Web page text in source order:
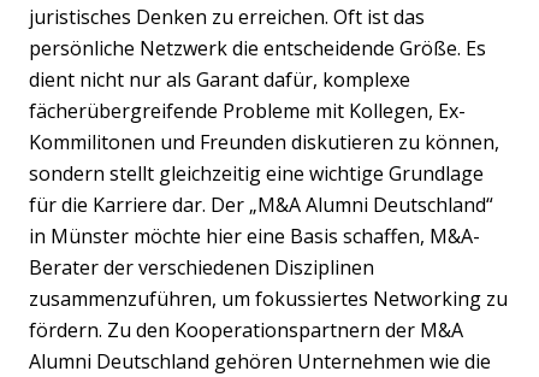
juristisches Denken zu erreichen. Oft ist das
persönliche Netzwerk die entscheidende Größe. Es
dient nicht nur als Garant dafür, komplexe
fächerübergreifende Probleme mit Kollegen, Ex-
Kommilitonen und Freunden diskutieren zu können,
sondern stellt gleichzeitig eine wichtige Grundlage
für die Karriere dar. Der „M&A Alumni Deutschland“
in Münster möchte hier eine Basis schaffen, M&A-
Berater der verschiedenen Disziplinen
zusammenzuführen, um fokussiertes Networking zu
fördern. Zu den Kooperationspartnern der M&A
Alumni Deutschland gehören Unternehmen wie die